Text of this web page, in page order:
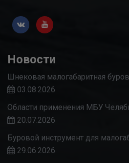
Новости
Шнековая малогабаритная
03.08.2026
Области применения МБУ
20.07.2026
Буровой инструмент для
29.06.2026